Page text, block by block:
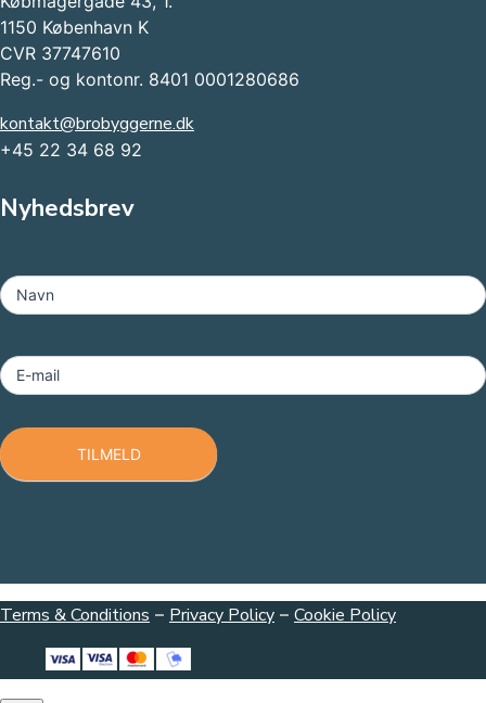
1150 København K
CVR 37747610
Reg.- og kontonr. 8401 0001280686
kontakt@brobyggerne.dk
+45 22 34 68 92
Nyhedsbrev
-
Footer
Navn
E-mail
TILMELD
Terms & Conditions – Privacy Policy – Cookie Policy